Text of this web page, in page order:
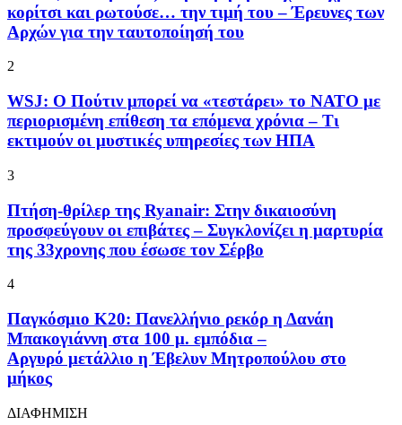
κορίτσι και ρωτούσε… την τιμή του – Έρευνες των
Αρχών για την ταυτοποίησή του
2
WSJ: Ο Πούτιν μπορεί να «τεστάρει» το ΝΑΤΟ με
περιορισμένη επίθεση τα επόμενα χρόνια – Τι
εκτιμούν οι μυστικές υπηρεσίες των ΗΠΑ
3
Πτήση-θρίλερ της Ryanair: Στην δικαιοσύνη
προσφεύγουν οι επιβάτες – Συγκλονίζει η μαρτυρία
της 33χρονης που έσωσε τον Σέρβο
4
Παγκόσμιο Κ20: Πανελλήνιο ρεκόρ η Δανάη
Μπακογιάννη στα 100 μ. εμπόδια –
Αργυρό μετάλλιο η Έβελυν Μητροπούλου στο
μήκος
ΔΙΑΦΗΜΙΣΗ